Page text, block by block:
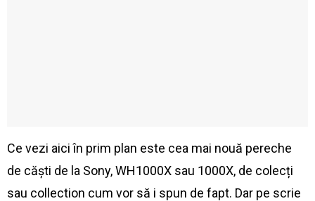
Ce vezi aici în prim plan este cea mai nouă pereche
de căști de la Sony, WH1000X sau 1000X, de colecți
sau collection cum vor să i spun de fapt. Dar pe scrie